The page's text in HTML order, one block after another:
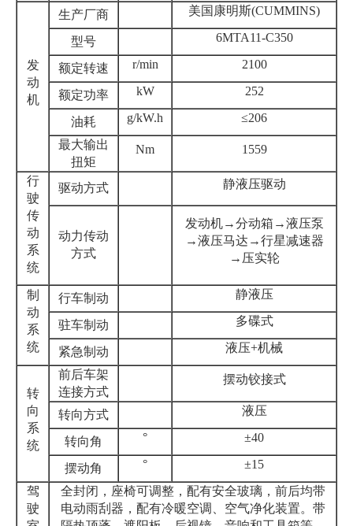
发
动
机
生产厂商 美国康明斯(CUMMINS)
型号 6MTA11-C350
额定转速 r/min 2100
额定功率 kW 252
油耗 g/kW.h
≤206
最大输出
扭矩
Nm 1559
行
驶
传
动
系
统
驱动方式 静液压驱动
动力传动
方式
发动机→分动箱→液压泵
→液压马达→行星减速器
→压实轮
制
动
系
统
行车制动 静液压
驻车制动 多碟式
紧急制动 液压+机械
转
向
系
统
前后车架
连接方式
摆动铰接式
转向方式 液压
转向角 ° ±40
摆动角 °
±15
驾
驶
全封闭，座椅可调整，配有安全玻璃，前后均带
电动雨刮器，配有冷暖空调、空气净化装置。带